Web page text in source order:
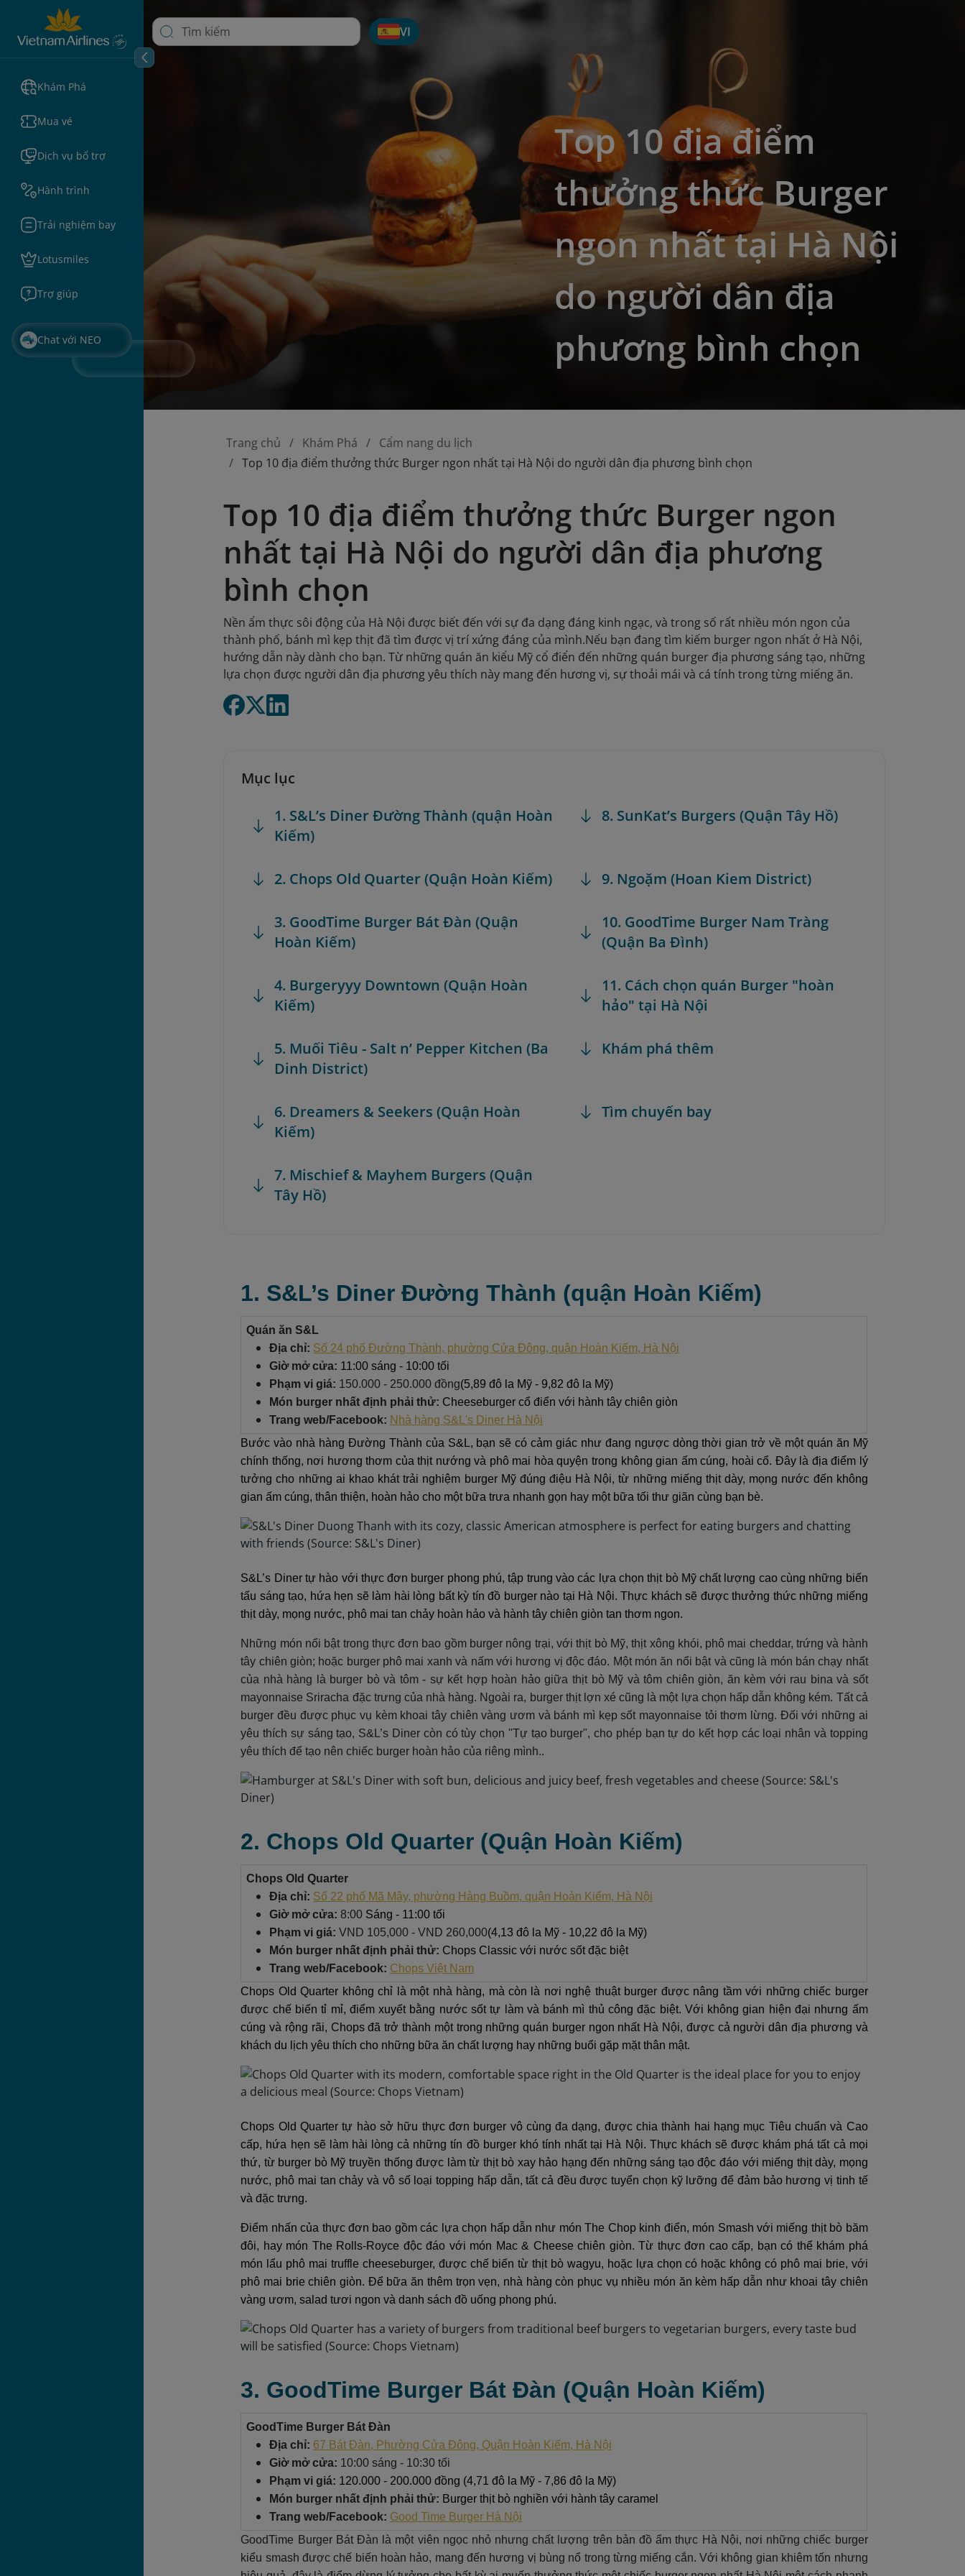
Khám Phá
Mua vé
Dịch vụ bổ trợ
Hành trình
Trải nghiệm bay
Lotusmiles
Trợ giúp
Chat với NEO
VI
Top 10 địa điểm
thưởng thức Burger
ngon nhất tại Hà Nội
do người dân địa
phương bình chọn
Trang chủ Khám Phá
Cẩm nang du lịch
Top 10 địa điểm thưởng thức Burger ngon nhất tại Hà Nội do người dân địa phương bình chọn
Top 10 địa điểm thưởng thức Burger ngon
nhất tại Hà Nội do người dân địa phương
bình chọn
Nền ẩm thực sôi động của Hà Nội được biết đến với sự đa dạng đáng kinh ngạc, và trong số rất nhiều món ngon của
thành phố, bánh mì kẹp thịt đã tìm được vị trí xứng đáng của mình.Nếu bạn đang tìm kiếm burger ngon nhất ở Hà Nội,
hướng dẫn này dành cho bạn. Từ những quán ăn kiểu Mỹ cổ điển đến những quán burger địa phương sáng tạo, những
lựa chọn được người dân địa phương yêu thích này mang đến hương vị, sự thoải mái và cá tính trong từng miếng ăn.
Mục lục
1. S&L’s Diner Đường Thành (quận Hoàn
Kiếm)
2. Chops Old Quarter (Quận Hoàn Kiếm)
3. GoodTime Burger Bát Đàn (Quận
Hoàn Kiếm)
4. Burgeryyy Downtown (Quận Hoàn
Kiếm)
5. Muối Tiêu - Salt n’ Pepper Kitchen (Ba
Dinh District)
6. Dreamers & Seekers (Quận Hoàn
Kiếm)
7. Mischief & Mayhem Burgers (Quận
Tây Hồ)
8. SunKat’s Burgers (Quận Tây Hồ)
9. Ngoặm (Hoan Kiem District)
10. GoodTime Burger Nam Tràng
(Quận Ba Đình)
11. Cách chọn quán Burger "hoàn
hảo" tại Hà Nội
Khám phá thêm
Tìm chuyến bay
1. S&L’s Diner Đường Thành (quận Hoàn Kiếm)
Quán ăn S&L
Địa chỉ: Số 24 phố Đường Thành, phường Cửa Đông, quận Hoàn Kiếm, Hà Nội
Giờ mở cửa: 11:00 sáng - 10:00 tối
Phạm vi giá: 150.000 - 250.000 đồng(5,89 đô la Mỹ - 9,82 đô la Mỹ)
Món burger nhất định phải thử: Cheeseburger cổ điển với hành tây chiên giòn
Trang web/Facebook: Nhà hàng S&L's Diner Hà Nội
Bước vào nhà hàng Đường Thành của S&L, bạn sẽ có cảm giác như đang ngược dòng thời gian trở về một quán ăn Mỹ
chính thống, nơi hương thơm của thịt nướng và phô mai hòa quyện trong không gian ấm cúng, hoài cổ. Đây là địa điểm lý
tưởng cho những ai khao khát trải nghiệm burger Mỹ đúng điệu Hà Nội, từ những miếng thịt dày, mọng nước đến không
gian ấm cúng, thân thiện, hoàn hảo cho một bữa trưa nhanh gọn hay một bữa tối thư giãn cùng bạn bè.
S&L’s Diner tự hào với thực đơn burger phong phú, tập trung vào các lựa chọn thịt bò Mỹ chất lượng cao cùng những biến
tấu sáng tạo, hứa hẹn sẽ làm hài lòng bất kỳ tín đồ burger nào tại Hà Nội. Thực khách sẽ được thưởng thức những miếng
thịt dày, mọng nước, phô mai tan chảy hoàn hảo và hành tây chiên giòn tan thơm ngon.
Những món nổi bật trong thực đơn bao gồm burger nông trại, với thịt bò Mỹ, thịt xông khói, phô mai cheddar, trứng và hành
tây chiên giòn; hoặc burger phô mai xanh và nấm với hương vị độc đáo. Một món ăn nổi bật và cũng là món bán chạy nhất
của nhà hàng là burger bò và tôm - sự kết hợp hoàn hảo giữa thịt bò Mỹ và tôm chiên giòn, ăn kèm với rau bina và sốt
mayonnaise Sriracha đặc trưng của nhà hàng. Ngoài ra, burger thịt lợn xé cũng là một lựa chọn hấp dẫn không kém. Tất cả
burger đều được phục vụ kèm khoai tây chiên vàng ươm và bánh mì kẹp sốt mayonnaise tỏi thơm lừng. Đối với những ai
yêu thích sự sáng tạo, S&L’s Diner còn có tùy chọn "Tự tạo burger", cho phép bạn tự do kết hợp các loại nhân và topping
yêu thích để tạo nên chiếc burger hoàn hảo của riêng mình..
2. Chops Old Quarter (Quận Hoàn Kiếm)
Chops Old Quarter
Địa chỉ: Số 22 phố Mã Mây, phường Hàng Buồm, quận Hoàn Kiếm, Hà Nội
Giờ mở cửa: 8:00Sáng - 11:00 tối
Phạm vi giá: VND 105,000 - VND 260,000(4,13 đô la Mỹ - 10,22 đô la Mỹ)
Món burger nhất định phải thử: Chops Classic với nước sốt đặc biệt
Trang web/Facebook: Chops Việt Nam
Chops Old Quarter không chỉ là một nhà hàng, mà còn là nơi nghệ thuật burger được nâng tầm với những chiếc burger
được chế biến tỉ mỉ, điểm xuyết bằng nước sốt tự làm và bánh mì thủ công đặc biệt. Với không gian hiện đại nhưng ấm
cúng và rộng rãi, Chops đã trở thành một trong những quán burger ngon nhất Hà Nội, được cả người dân địa phương và
khách du lịch yêu thích cho những bữa ăn chất lượng hay những buổi gặp mặt thân mật.
Chops Old Quarter tự hào sở hữu thực đơn burger vô cùng đa dạng, được chia thành hai hạng mục Tiêu chuẩn và Cao
cấp, hứa hẹn sẽ làm hài lòng cả những tín đồ burger khó tính nhất tại Hà Nội. Thực khách sẽ được khám phá tất cả mọi
thứ, từ burger bò Mỹ truyền thống được làm từ thịt bò xay hảo hạng đến những sáng tạo độc đáo với miếng thịt dày, mọng
nước, phô mai tan chảy và vô số loại topping hấp dẫn, tất cả đều được tuyển chọn kỹ lưỡng để đảm bảo hương vị tinh tế
và đặc trưng.
Điểm nhấn của thực đơn bao gồm các lựa chọn hấp dẫn như món The Chop kinh điển, món Smash với miếng thịt bò băm
đôi, hay món The Rolls-Royce độc đáo với món Mac & Cheese chiên giòn. Từ thực đơn cao cấp, bạn có thể khám phá
món lẩu phô mai truffle cheeseburger, được chế biến từ thịt bò wagyu, hoặc lựa chọn có hoặc không có phô mai brie, với
phô mai brie chiên giòn. Để bữa ăn thêm trọn vẹn, nhà hàng còn phục vụ nhiều món ăn kèm hấp dẫn như khoai tây chiên
vàng ươm, salad tươi ngon và danh sách đồ uống phong phú.
3. GoodTime Burger Bát Đàn (Quận Hoàn Kiếm)
GoodTime Burger Bát Đàn
Địa chỉ: 67 Bát Đàn, Phường Cửa Đông, Quận Hoàn Kiếm, Hà Nội
Giờ mở cửa: 10:00 sáng - 10:30 tối
Phạm vi giá: 120.000 - 200.000 đồng (4,71 đô la Mỹ - 7,86 đô la Mỹ)
Món burger nhất định phải thử: Burger thịt bò nghiền với hành tây caramel
Trang web/Facebook: Good Time Burger Hà Nội
GoodTime Burger Bát Đàn là một viên ngọc nhỏ nhưng chất lượng trên bản đồ ẩm thực Hà Nội, nơi những chiếc burger
kiểu smash được chế biến hoàn hảo, mang đến hương vị bùng nổ trong từng miếng cắn. Với không gian khiêm tốn nhưng